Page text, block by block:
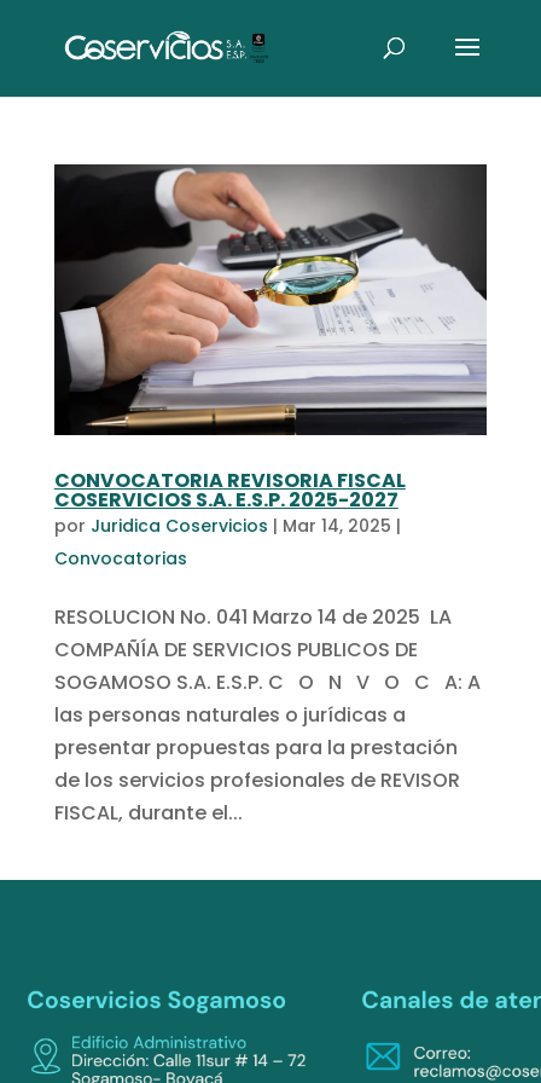
CONVOCATORIA REVISORIA FISCAL
COSERVICIOS S.A. E.S.P. 2025-2027
por Juridica Coservicios | Mar 14, 2025 |
Convocatorias
RESOLUCION No. 041 Marzo 14 de 2025 LA
COMPAÑÍA DE SERVICIOS PUBLICOS DE
SOGAMOSO S.A. E.S.P. C O N V O C A: A
las personas naturales o jurídicas a
presentar propuestas para la prestación
de los servicios profesionales de REVISOR
FISCAL, durante el...